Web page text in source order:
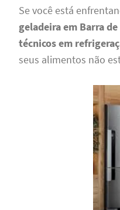
Se você está
geladeira em Barra
técnicos em
seus alimentos não